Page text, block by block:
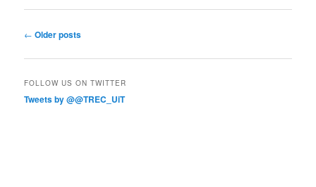
Post
← Older posts
FOLLOW US ON TWITTER
Tweets by @@TREC_UiT